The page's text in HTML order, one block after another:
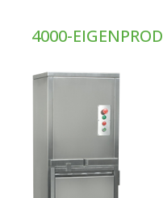
4000-EIGENPROD